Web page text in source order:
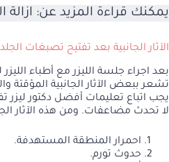
يمكنك قراءة المزيد عن:
الآثار الجانبية بعد تفتيح تصبغات
بعد اجراء جلسة الليزر مع أطباء
تشعر ببعض الآثار الجانبية المؤقتة
يجب اتباع تعليمات أفضل دكتور ليزر
لا تحدث مضاعفات. ومن هذه الآثار
احمرار المنطقة المستهدفة.
حدوث تورم.